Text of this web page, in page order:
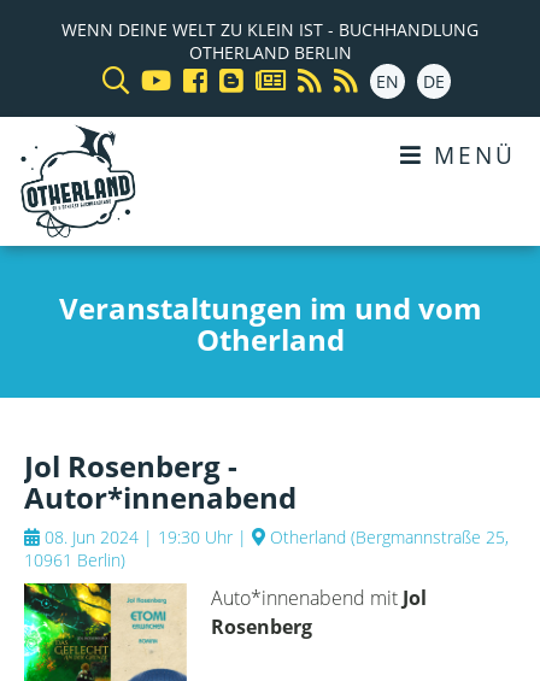
WENN DEINE WELT ZU KLEIN IST - BUCHHANDLUNG
OTHERLAND BERLIN
EN
DE
MENÜ
Veranstaltungen im und vom
Otherland
Jol Rosenberg -
Autor*innenabend
08. Jun 2024 | 19:30 Uhr | Otherland (Bergmannstraße 25,
10961 Berlin)
Auto*innenabend mitJol
Rosenberg